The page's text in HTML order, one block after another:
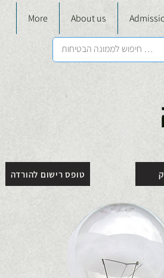
About us
More
טופס רישום להורדה